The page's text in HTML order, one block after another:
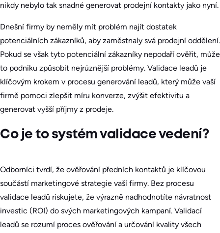
nikdy nebylo tak snadné generovat prodejní kontakty jako nyní.
Dnešní firmy by neměly mít problém najít dostatek
potenciálních zákazníků, aby zaměstnaly svá prodejní oddělení.
Pokud se však tyto potenciální zákazníky nepodaří ověřit, může
to podniku způsobit nejrůznější problémy. Validace leadů je
klíčovým krokem v procesu generování leadů, který může vaší
firmě pomoci zlepšit míru konverze, zvýšit efektivitu a
generovat vyšší příjmy z prodeje.
Co je to systém validace vedení?
Odborníci tvrdí, že ověřování předních kontaktů je klíčovou
součástí marketingové strategie vaší firmy. Bez procesu
validace leadů riskujete, že výrazně nadhodnotíte návratnost
investic (ROI) do svých marketingových kampaní. Validací
leadů se rozumí proces ověřování a určování kvality všech